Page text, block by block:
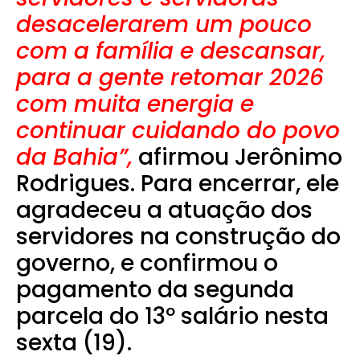
desacelerarem um pouco
com a família e descansar,
para a gente retomar 2026
com muita energia e
continuar cuidando do povo
da Bahia”, afirmou Jerônimo
Rodrigues. Para encerrar, ele
agradeceu a atuação dos
servidores na construção do
governo, e confirmou o
pagamento da segunda
parcela do 13º salário nesta
sexta (19).